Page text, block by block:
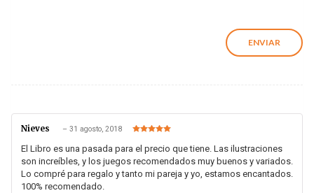
Nieves – 31 agosto, 2018
de 5
El Libro es una pasada para el precio que tiene. Las ilustraciones
son increíbles, y los juegos recomendados muy buenos y variados.
Lo compré para regalo y tanto mi pareja y yo, estamos encantados.
100% recomendado.